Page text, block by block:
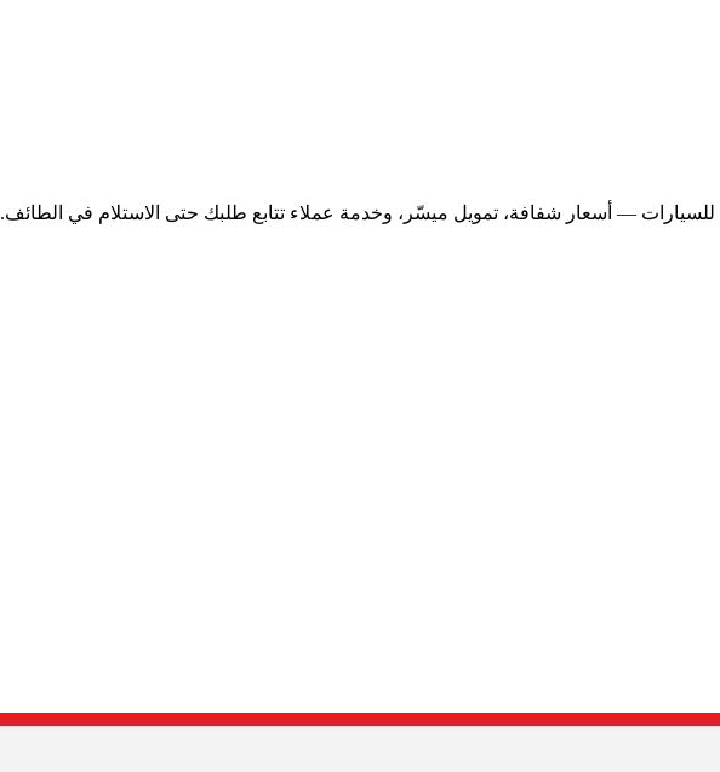
— أسعار شفافة، تمويل ميسّر، وخدمة عملاء تتابع طلبك حتى الاستلام في الطائف.